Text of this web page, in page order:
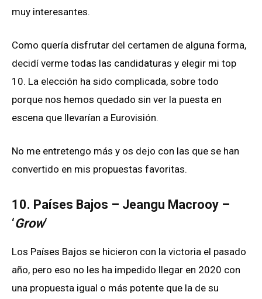
muy interesantes.
Como quería disfrutar del certamen de alguna forma,
decidí verme todas las candidaturas y elegir mi top
10. La elección ha sido complicada, sobre todo
porque nos hemos quedado sin ver la puesta en
escena que llevarían a Eurovisión.
No me entretengo más y os dejo con las que se han
convertido en mis propuestas favoritas.
10. Países Bajos – Jeangu Macrooy –
‘Grow‘
Los Países Bajos se hicieron con la victoria el pasado
año, pero eso no les ha impedido llegar en 2020 con
una propuesta igual o más potente que la de su